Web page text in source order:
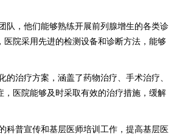
队，他们能够熟练开展前列腺增生的各类诊
院采用先进的检测设备和诊断方法，能够
治疗方案，涵盖了药物治疗、手术治疗、
医院能够及时采取有效的治疗措施，缓解
科普宣传和基层医师培训工作，提高基层医